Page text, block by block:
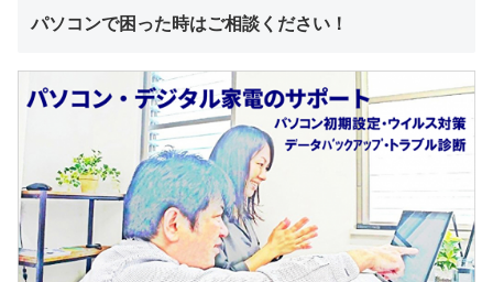
パソコンで困った時はご相談ください！